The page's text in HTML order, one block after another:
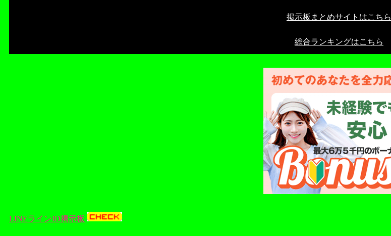
掲示板まとめサイトはこちら
総合ランキングはこちら
LINEラインID掲示板